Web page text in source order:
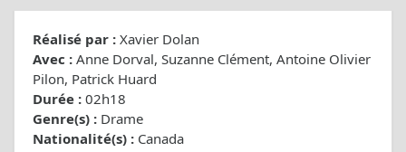
Réalisé par : Xavier Dolan
Avec : Anne Dorval, Suzanne Clément, Antoine Olivier
Pilon, Patrick Huard
Durée : 02h18
Genre(s) : Drame
Nationalité(s) : Canada